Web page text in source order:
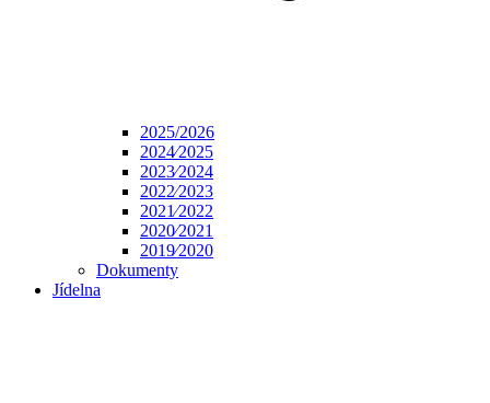
2025/2026
2024⁄2025
2023⁄2024
2022⁄2023
2021⁄2022
2020⁄2021
2019⁄2020
Dokumenty
Jídelna